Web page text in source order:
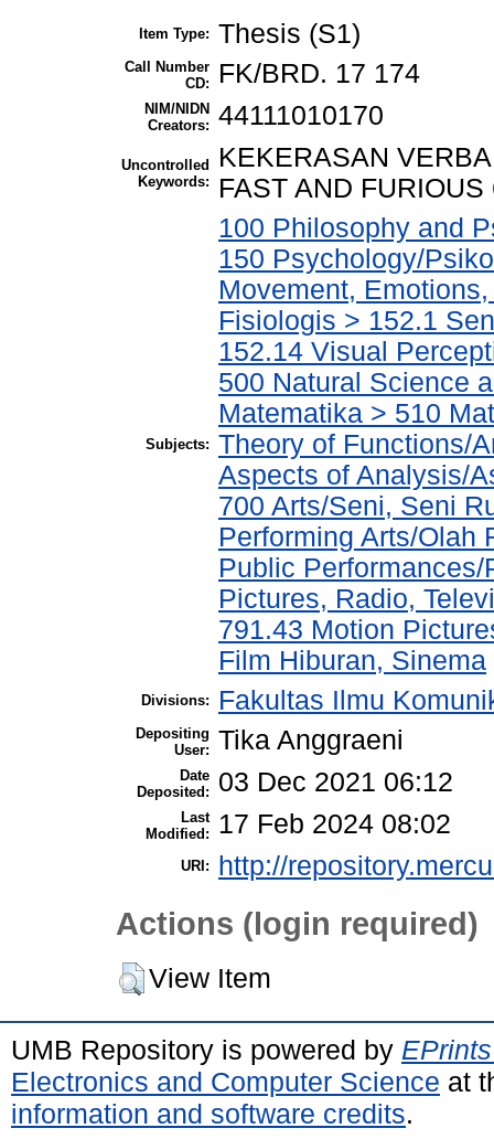
Item Type: Thesis (S1)
Call Number
CD:
FK/BRD. 17 174
NIM/NIDN
Creators: 44111010170
Uncontrolled
Keywords:
KEKERASAN
FAST AND
Subjects:
100 Philosophy and
150 Psychology/
Movement,
Fisiologis > 152.1
152.14 Visual
500 Natural Science
Matematika > 510
Theory of Functions/
Aspects of Analysis/
700 Arts/Seni, Seni
Performing Arts/Olah
Public
Pictures, Radio,
791.43 Motion
Film Hiburan, Sinema
Divisions: Fakultas Ilmu
Depositing
User: Tika Anggraeni
Date
Deposited:
03 Dec 2021 06:12
Last
Modified:
17 Feb 2024 08:02
URI: http://
Actions (login required)
View Item
UMB Repository is powered by
Electronics and Computer Science at
information and software credits.